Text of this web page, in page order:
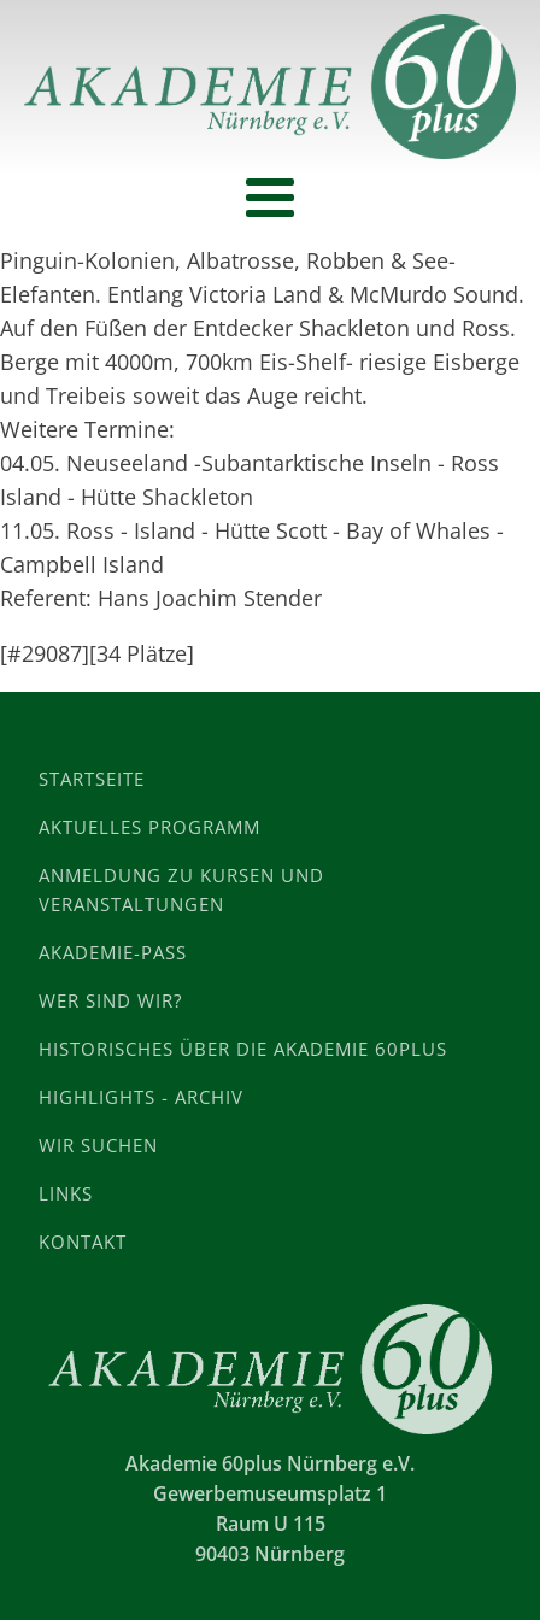
Pinguin-Kolonien, Albatrosse, Robben & See-
Elefanten. Entlang Victoria Land & McMurdo Sound.
Auf den Füßen der Entdecker Shackleton und Ross.
Berge mit 4000m, 700km Eis-Shelf- riesige Eisberge
und Treibeis soweit das Auge reicht.
Weitere Termine:
04.05. Neuseeland -Subantarktische Inseln - Ross
Island - Hütte Shackleton
11.05. Ross - Island - Hütte Scott - Bay of Whales -
Campbell Island
Referent: Hans Joachim Stender
[#29087][34 Plätze]
STARTSEITE
AKTUELLES PROGRAMM
ANMELDUNG ZU KURSEN UND
VERANSTALTUNGEN
AKADEMIE-PASS
WER SIND WIR?
HISTORISCHES ÜBER DIE AKADEMIE 60PLUS
HIGHLIGHTS - ARCHIV
WIR SUCHEN
LINKS
KONTAKT
Akademie 60plus Nürnberg e.V.
Gewerbemuseumsplatz 1
Raum U 115
90403 Nürnberg